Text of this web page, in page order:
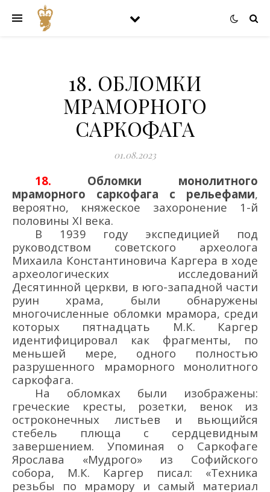
18. ОБЛОМКИ
МРАМОРНОГО
САРКОФАГА
01.08.2023
18. Обломки монолитного
мраморного саркофага с рельефами,
вероятно,
княжеское захоронение 1-й
половины XI века.
В 1939 году экспедицией под
руководством советского археолога
Михаила Константиновича Каргера в ходе
археологических исследований
Десятинной церкви, в юго-западной части
руин храма, были обнаружены
многочисленные обломки мрамора, среди
которых пятнадцать М.К. Каргер
идентифицировал как фрагменты, по
меньшей мере, одного полностью
разрушенного мраморного
монолитного
саркофага.
На обломках были изображены:
греческие кресты, розетки, венок из
остроконечных листьев и вьющийся
стебель плюща с сердцевидным
завершением. Упоминая о Саркофаге
Ярослава «Мудрого» из Софийского
собора, М.К. Каргер писал: «Техника
резьбы по мрамору и самый материал